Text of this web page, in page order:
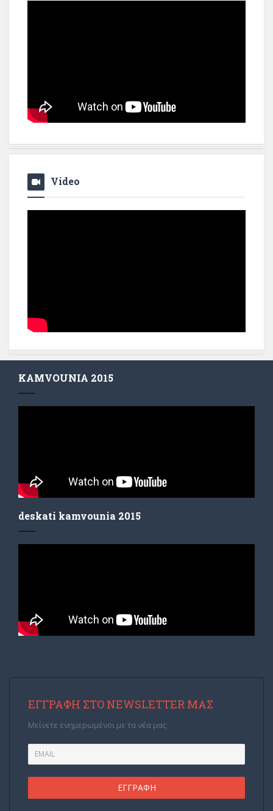
Video
KAMVOUNIA 2015
deskati kamvounia 2015
ΕΓΓΡΑΦΉ ΣΤΟ NEWSLETTER ΜΑΣ
Μείνετε ενημερωμένοι με τα νέα μας